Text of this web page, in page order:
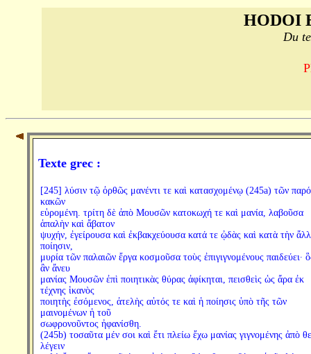
HODOI
Du
Texte grec :
[245] λύσιν τῷ ὀρθῶς μανέντι τε καὶ κατασχομένῳ (245a) τῶν
κακῶν
εὑρομένη. τρίτη δὲ ἀπὸ Μουσῶν κατοκωχή τε καὶ μανία, λαβοῦσα
ἁπαλὴν καὶ ἄβατον
ψυχήν, ἐγείρουσα καὶ ἐκβακχεύουσα κατά τε ᾠδὰς καὶ κατὰ τὴν
ποίησιν,
μυρία τῶν παλαιῶν ἔργα κοσμοῦσα τοὺς ἐπιγιγνομένους παιδεύει·
ἂν ἄνευ
μανίας Μουσῶν ἐπὶ ποιητικὰς θύρας ἀφίκηται, πεισθεὶς ὡς ἄρα ἐκ
τέχνης ἱκανὸς
ποιητὴς ἐσόμενος, ἀτελὴς αὐτός τε καὶ ἡ ποίησις ὑπὸ τῆς τῶν
μαινομένων ἡ τοῦ
σωφρονοῦντος ἠφανίσθη.
(245b) τοσαῦτα μέν σοι καὶ ἔτι πλείω ἔχω μανίας γιγνομένης ἀπὸ
λέγειν